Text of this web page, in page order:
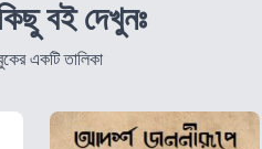
বই দেখুনঃ
একটি তালিকা